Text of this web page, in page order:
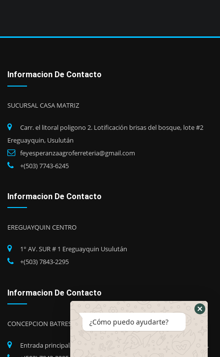
Informacion De Contacto
SUCURSAL CASA MATRIZ
Carr. el litoral poligono 2. Lotificación brisas del bosque, lote #2
Ereguayquin, Usulután
feyesperanzaagroferreteria@gmail.com
+(503) 7743-6245
Informacion De Contacto
EREGUAYQUIN CENTRO
1° AV. SUR # 1 Ereguayquin Usulután
+(503) 7843-2295
Informacion De Contacto
CONCEPCION BATRES
Entrada principal, Barrio Candelaria, Concepción Batres, Usuluán.
¿Cómo puedo ayudarte?